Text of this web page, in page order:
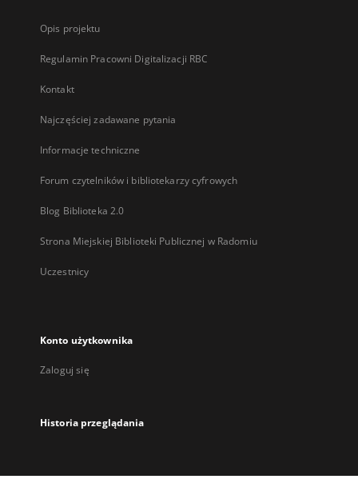
Opis projektu
Regulamin Pracowni Digitalizacji RBC
Kontakt
Najczęściej zadawane pytania
Informacje techniczne
Forum czytelników i bibliotekarzy cyfrowych
Blog Biblioteka 2.0
Strona Miejskiej Biblioteki Publicznej w Radomiu
Uczestnicy
Konto użytkownika
Zaloguj się
Historia przeglądania